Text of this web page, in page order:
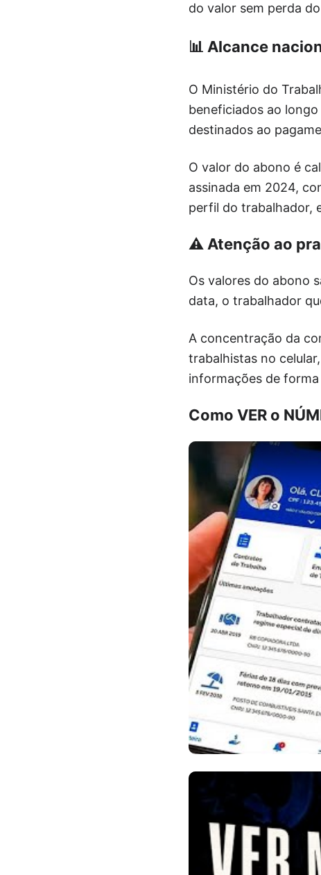
do valor sem perda
📊 Alcance
O Ministério do
beneficiados ao
destinados ao
O valor do abono é
assinada em 2024,
perfil do trabalhador,
⚠️ Atenção ao
Os valores do abono
data, o trabalhador
A concentração da
trabalhistas no
informações de
Como VER o